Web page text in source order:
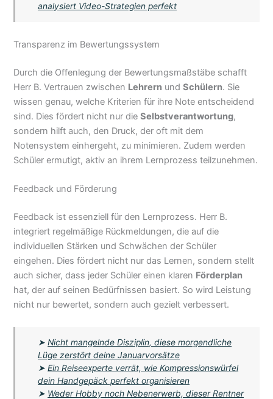
analysiert Video-Strategien perfekt
Transparenz im Bewertungssystem
Durch die Offenlegung der Bewertungsmaßstäbe schafft
Herr B. Vertrauen zwischen Lehrern undSchülern. Sie
wissen genau, welche Kriterien für ihre Note entscheidend
sind. Dies fördert nicht nur dieSelbstverantwortung,
sondern hilft auch, den Druck, der oft mit dem
Notensystem einhergeht, zu minimieren. Zudem werden
Schüler ermutigt, aktiv an ihrem Lernprozess teilzunehmen.
Feedback und Förderung
Feedback ist essenziell für den Lernprozess. Herr B.
integriert regelmäßige Rückmeldungen, die auf die
individuellen Stärken und Schwächen der Schüler
eingehen. Dies fördert nicht nur das Lernen, sondern stellt
auch sicher, dass jeder Schüler einen klaren Förderplan
hat, der auf seinen Bedürfnissen basiert. So wird Leistung
nicht nur bewertet, sondern auch gezielt verbessert.
➤Nicht mangelnde Disziplin, diese morgendliche
Lüge zerstört deine Januarvorsätze
➤Ein Reiseexperte verrät, wie Kompressionswürfel
dein Handgepäck perfekt organisieren
➤ Weder Hobby noch Nebenerwerb, dieser Rentner